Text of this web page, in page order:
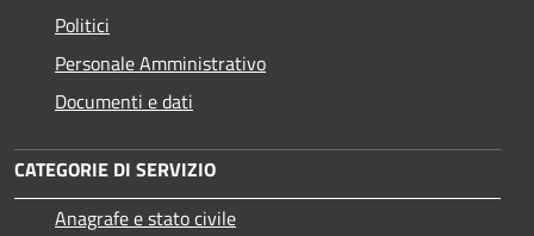
Politici
Personale Amministrativo
Documenti e dati
CATEGORIE DI SERVIZIO
Anagrafe e stato civile